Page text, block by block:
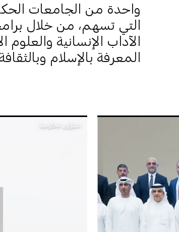
واحدة من الجامعات
التي تسهم، من خلال
الآداب الإنسانية
المعرفة بالإسلام
الشؤون الحكومية